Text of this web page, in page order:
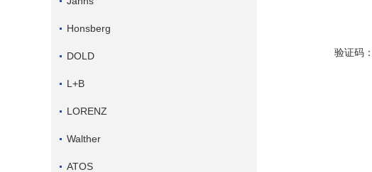
Honsberg
DOLD
L+B
LORENZ
Walther
ATOS
验证码：